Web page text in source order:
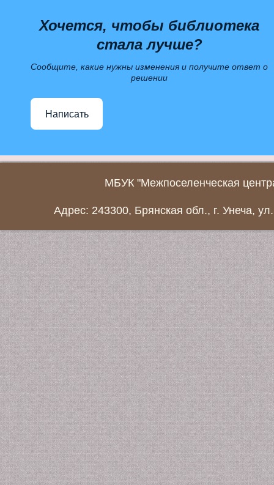
Хочется, чтобы библиотека
стала лучше?
Сообщите, какие нужны изменения и получите ответ о
решении
Написать
МБУК "Межпоселенческая
Адрес: 243300, Брянская обл., г. Унеча,